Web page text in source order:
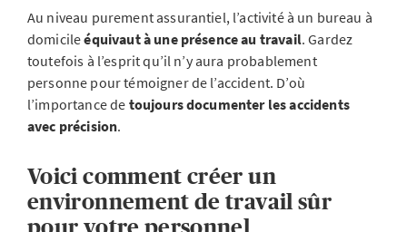
Au niveau purement assurantiel, l’activité à un bureau à
domicileéquivaut à une présence au travail. Gardez
toutefois à l’esprit qu’il n’y aura probablement
personne pour témoigner de l’accident. D’où
l’importance de toujours documenter les accidents
avec précision.
Voici comment créer un
environnement de travail sûr